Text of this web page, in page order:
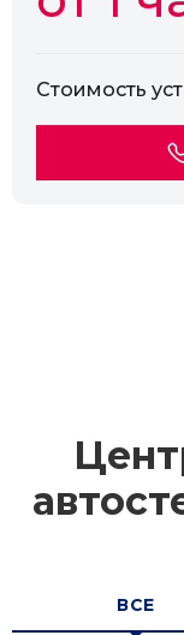
Стоимость
ВСЕ